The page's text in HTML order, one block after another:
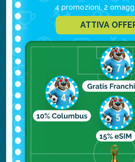
Cosa
Mangiare a Melbourne
problema: la capitale
4 promozioni, 2
ATTIVA